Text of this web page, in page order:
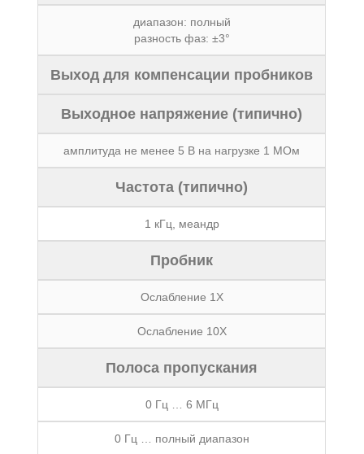
диапазон: полный
разность фаз: ±3°
Выход для компенсации пробников
Выходное напряжение (типично)
амплитуда не менее 5 В на нагрузке 1 МОм
Частота (типично)
1 кГц, меандр
Пробник
Ослабление 1Х
Ослабление 10Х
Полоса пропускания
0 Гц … 6 МГц
0 Гц … полный диапазон